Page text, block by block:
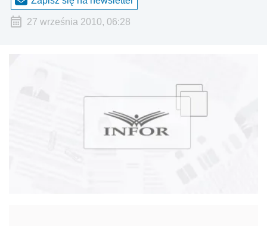
27 września 2010, 06:28